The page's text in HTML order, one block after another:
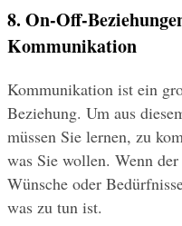
8. On-Off-
Kommunikation
Kommunikation ist ein
Beziehung. Um aus
müssen Sie lernen, zu
was Sie wollen. Wenn
Wünsche oder
was zu tun ist.